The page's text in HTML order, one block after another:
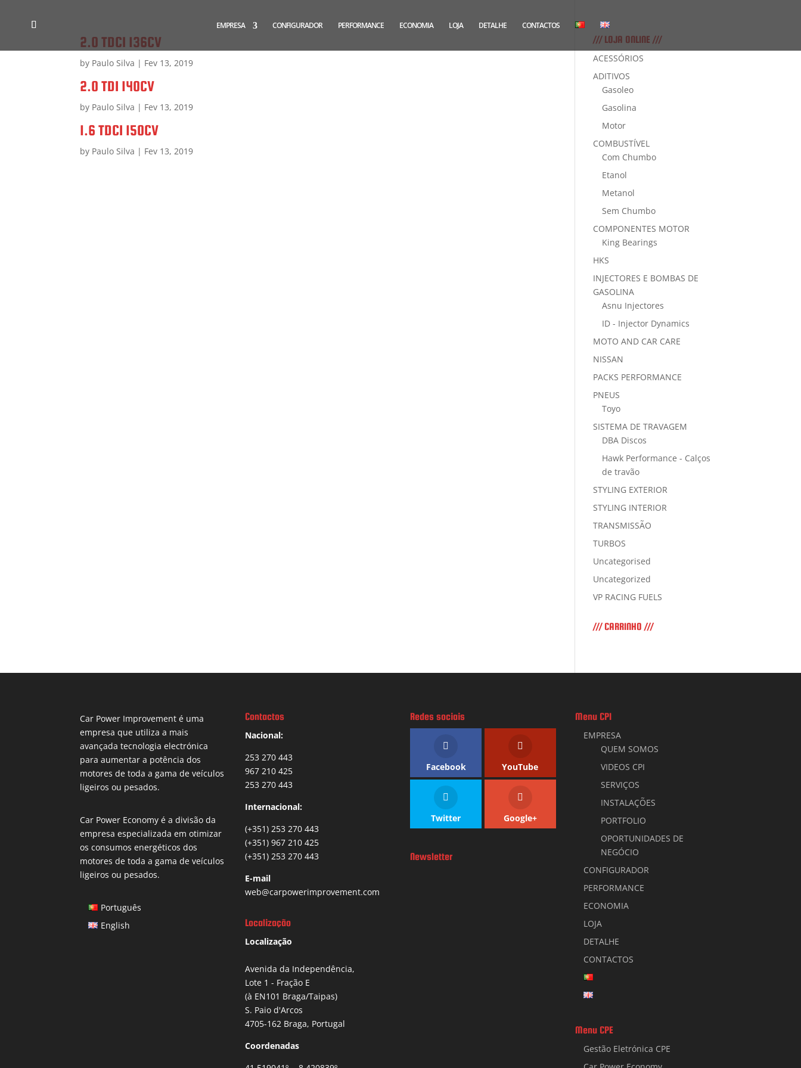
EMPRESA CONFIGURADOR PERFORMANCE ECONOMIA LOJA DETALHE CONTACTOS
2.0 TDCI 136CV
by Paulo Silva | Fev 13, 2019
2.0 TDI 140CV
by Paulo Silva | Fev 13, 2019
1.6 TDCI 150CV
by Paulo Silva | Fev 13, 2019
/// LOJA ONLINE ///
ACESSÓRIOS
ADITIVOS
Gasoleo
Gasolina
Motor
COMBUSTÍVEL
Com Chumbo
Etanol
Metanol
Sem Chumbo
COMPONENTES MOTOR
King Bearings
HKS
INJECTORES E BOMBAS DE
GASOLINA
Asnu Injectores
ID - Injector Dynamics
MOTO AND CAR CARE
NISSAN
PACKS PERFORMANCE
PNEUS
Toyo
SISTEMA DE TRAVAGEM
DBA Discos
Hawk Performance - Calços
de travão
STYLING EXTERIOR
STYLING INTERIOR
TRANSMISSÃO
TURBOS
Uncategorised
Uncategorized
VP RACING FUELS
/// CARRINHO ///
Car Power Improvement é uma
empresa que utiliza a mais
avançada tecnologia electrónica
para aumentar a potência dos
motores de toda a gama de veículos
ligeiros ou pesados.
Car Power Economy é a divisão da
empresa especializada em otimizar
os consumos energéticos dos
motores de toda a gama de veículos
ligeiros ou pesados.
Português
English
Contactos
Nacional:
253 270 443
967 210 425
253 270 443
Internacional:
(+351) 253 270 443
(+351) 967 210 425
(+351) 253 270 443
E-mail
web@carpowerimprovement.com
Localização
Localização
Avenida da Independência,
Lote 1 - Fração E
(à EN101 Braga/Taipas)
S. Paio d'Arcos
4705-162 Braga, Portugal
Coordenadas
Redes sociais
Facebook YouTube
Twitter Google+
Newsletter
Menu CPI
EMPRESA
QUEM SOMOS
VIDEOS CPI
SERVIÇOS
INSTALAÇÕES
PORTFOLIO
OPORTUNIDADES DE
NEGÓCIO
CONFIGURADOR
PERFORMANCE
ECONOMIA
LOJA
DETALHE
CONTACTOS
Menu CPE
Gestão Eletrónica CPE